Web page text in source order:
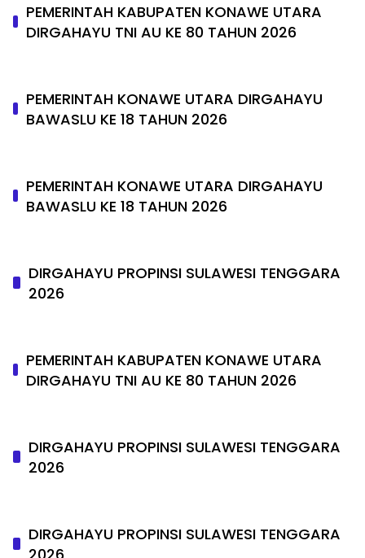
PEMERINTAH KABUPATEN KONAWE UTARA
DIRGAHAYU TNI AU KE 80 TAHUN 2026
PEMERINTAH KONAWE UTARA DIRGAHAYU
BAWASLU KE 18 TAHUN 2026
PEMERINTAH KONAWE UTARA DIRGAHAYU
BAWASLU KE 18 TAHUN 2026
DIRGAHAYU PROPINSI SULAWESI TENGGARA
2026
PEMERINTAH KABUPATEN KONAWE UTARA
DIRGAHAYU TNI AU KE 80 TAHUN 2026
DIRGAHAYU PROPINSI SULAWESI TENGGARA
2026
DIRGAHAYU PROPINSI SULAWESI TENGGARA